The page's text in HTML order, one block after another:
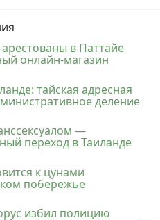
в Паттайе
онлайн-магазин
тайская адресная
деление
—
переход в Таиланде
к цунами
побережье
избил полицию